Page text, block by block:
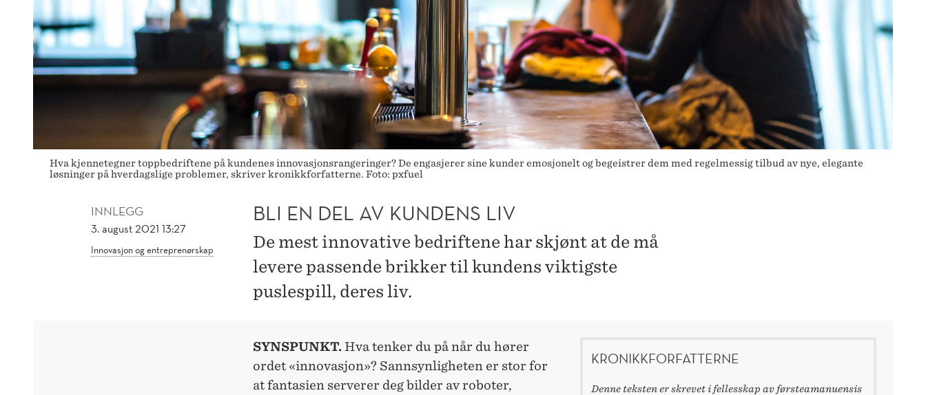
Hva kjennetegner toppbedriftene på kundenes innovasjonsrangeringer? De engasjerer sine kunder emosjonelt og begeistrer dem med regelmessig tilbud av nye, elegante
løsninger på hverdagslige problemer, skriver kronikkforfatterne. Foto: pxfuel
INNLEGG
3. august 2021 13:27
Innovasjon og entreprenørskap
BLI EN DEL AV KUNDENS LIV
De mest innovative bedriftene har skjønt at de må
levere passende brikker til kundens viktigste
puslespill, deres liv.
KRONIKKFORFATTERNE
Denne teksten er skrevet i fellesskap av førsteamanuensis
SYNSPUNKT.Hva tenker du på når du hører
ordet «innovasjon»? Sannsynligheten er stor for
at fantasien serverer deg bilder av roboter,